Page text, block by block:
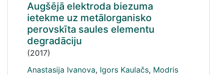
Augšējā elektroda biezuma
ietekme uz metālorganisko
perovskīta saules elementu
degradāciju
(2017)
Anastasija Ivanova, Igors Kaulačs, Modris